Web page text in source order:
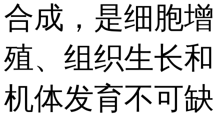
合成，是细胞增
殖、组织生长和
机体发育不可缺